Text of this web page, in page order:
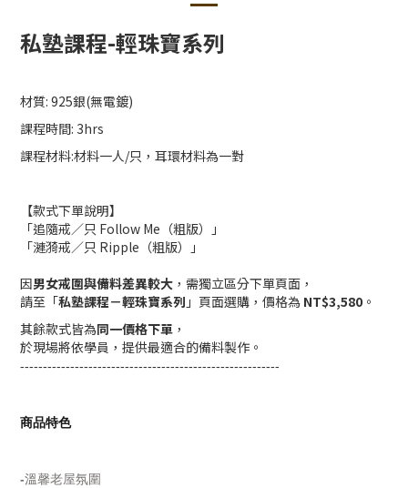
私塾課程-輕珠寶系列
材質: 925銀(無電鍍)
課程時間: 3hrs
課程材料:材料一人/只，耳環材料為一對
【款式下單說明】
「追隨戒／只 Follow Me（粗版）」
「漣漪戒／只 Ripple（粗版）」
因男女戒圍與備料差異較大 ，需獨立區分下單頁面，
請至「私塾課程－輕珠寶系列 」頁面選購，價格為 NT$3,580 。
其餘款式皆為同一價格下單 ，
於現場將依學員，提供最適合的備料製作。
---------------------------------------------------------
商品特色
-溫馨老屋氛圍